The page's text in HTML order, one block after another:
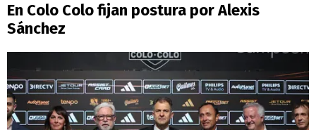
En Colo Colo fijan postura por Alexis
Sánchez